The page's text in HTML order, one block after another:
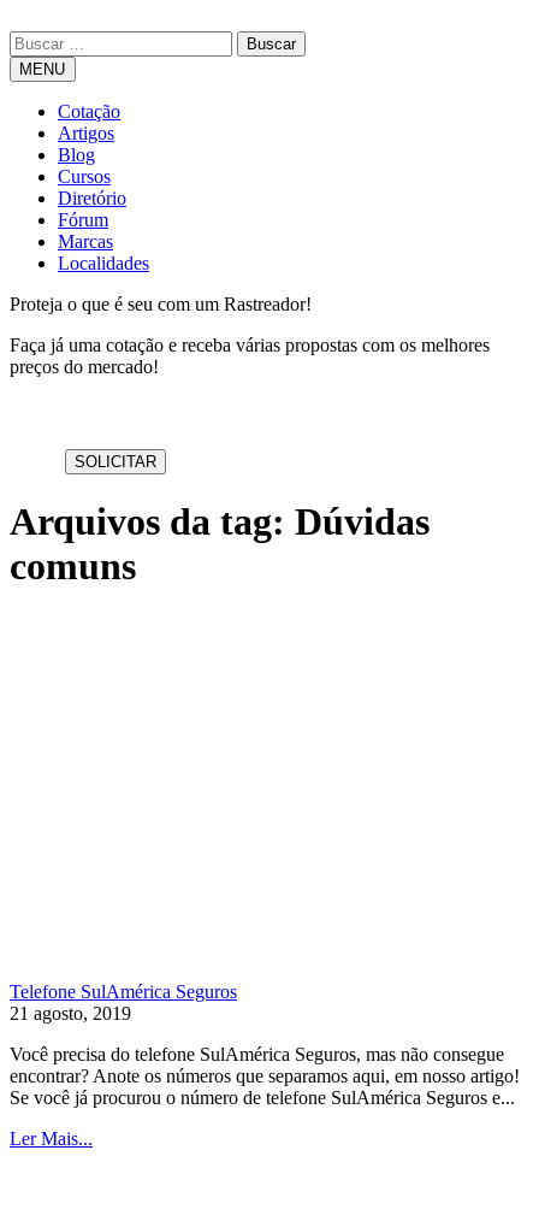
MENU
Cotação
Artigos
Blog
Cursos
Diretório
Fórum
Marcas
Localidades
Proteja o que é seu com um Rastreador!
Faça já uma cotação e receba várias propostas com os melhores
preços do mercado!
Arquivos da tag: Dúvidas
comuns
Telefone SulAmérica Seguros
21 agosto, 2019
Você precisa do telefone SulAmérica Seguros, mas não consegue
encontrar? Anote os números que separamos aqui, em nosso artigo!
Se você já procurou o número de telefone SulAmérica Seguros e...
Ler Mais...